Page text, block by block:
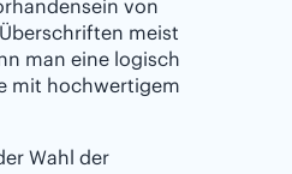
von
meist
man eine logisch
mit hochwertigem
Wahl der